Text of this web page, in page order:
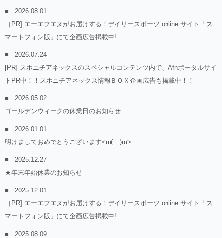
2026.08.01
［PR] エーエフエヌがお届けする！デイリースポーツ online サイト「ス
マートフォン版」にて企画広告掲載中!
2026.07.24
[PR] スポニチアネックスのスペシャルコンテンツ内で、Afnポータルサイ
トPR中！！スポニチアネックス情報ＢＯＸ企画広告も掲載中！！
2026.05.02
ゴールデンウィークの休業日のお知らせ
2026.01.01
明けましておめでとうございます<m(__)m>
2025.12.27
★年末年始休業のお知らせ
2025.12.01
［PR] エーエフエヌがお届けする！デイリースポーツ online サイト「ス
マートフォン版」にて企画広告掲載中!
2025.08.09